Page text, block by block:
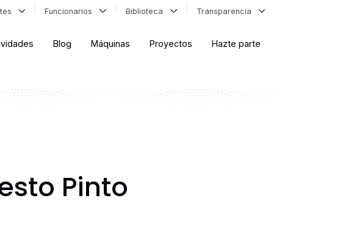
Funcionarios Biblioteca Transparencia
Blog Máquinas Proyectos Hazte parte
Pinto